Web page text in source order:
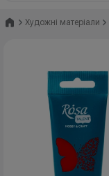
Головна
Художні матеріали